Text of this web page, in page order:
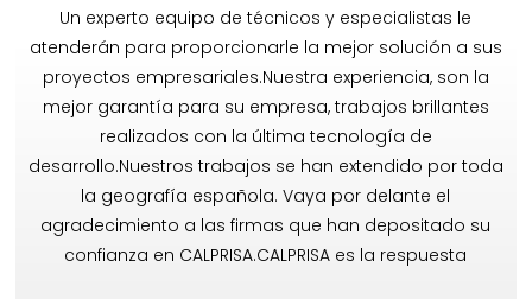
Un experto equipo de técnicos y especialistas le
atenderán para proporcionarle la mejor solución a sus
proyectos empresariales.Nuestra experiencia, son la
mejor garantía para su empresa, trabajos brillantes
realizados con la última tecnología de
desarrollo.Nuestros trabajos se han extendido por toda
la geografía española. Vaya por delante el
agradecimiento a las firmas que han depositado su
confianza en CALPRISA.CALPRISA es la respuesta